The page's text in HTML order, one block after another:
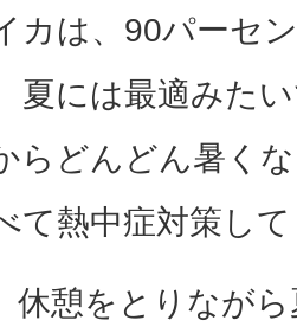
カは、90パーセ
夏には最適みた
らどんどん暑く
て熱中症対策し
休憩をとりなが